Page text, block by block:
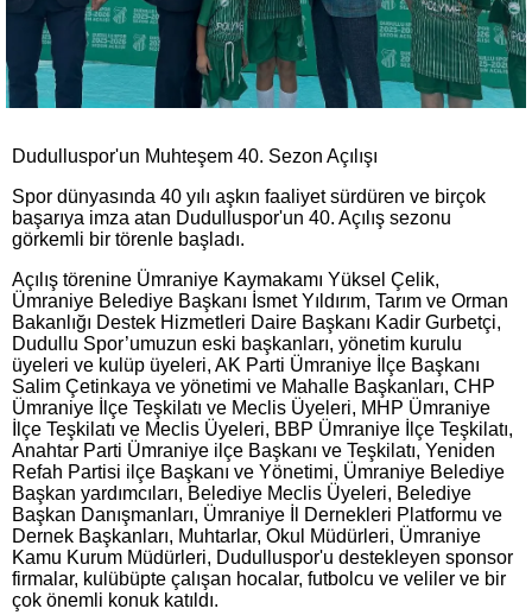
Dudulluspor'un Muhteşem 40. Sezon Açılışı
Spor dünyasında 40 yılı aşkın faaliyet sürdüren ve birçok
başarıya imza atan Dudulluspor'un 40. Açılış sezonu
görkemli bir törenle başladı.
Açılış törenine Ümraniye Kaymakamı Yüksel Çelik,
Ümraniye Belediye Başkanı İsmet Yıldırım, Tarım ve Orman
Bakanlığı Destek Hizmetleri Daire Başkanı Kadir Gurbetçi,
Dudullu Spor’umuzun eski başkanları, yönetim kurulu
üyeleri ve kulüp üyeleri, AK Parti Ümraniye İlçe Başkanı
Salim Çetinkaya ve yönetimi ve Mahalle Başkanları, CHP
Ümraniye İlçe Teşkilatı ve Meclis Üyeleri, MHP Ümraniye
İlçe Teşkilatı ve Meclis Üyeleri, BBP Ümraniye İlçe Teşkilatı,
Anahtar Parti Ümraniye ilçe Başkanı ve Teşkilatı, Yeniden
Refah Partisi ilçe Başkanı ve Yönetimi, Ümraniye Belediye
Başkan yardımcıları, Belediye Meclis Üyeleri, Belediye
Başkan Danışmanları, Ümraniye İl Dernekleri Platformu ve
Dernek Başkanları, Muhtarlar, Okul Müdürleri, Ümraniye
Kamu Kurum Müdürleri, Dudulluspor'u destekleyen sponsor
firmalar, kulübüpte çalışan hocalar, futbolcu ve veliler ve bir
çok önemli konuk katıldı.